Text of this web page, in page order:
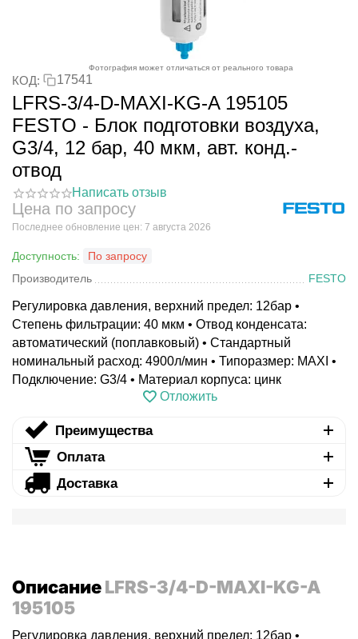
Фотография может отличаться от реального товара
КОД: 17541
LFRS-3/4-D-MAXI-KG-A 195105
FESTO - Блок подготовки воздуха,
G3/4, 12 бар, 40 мкм, авт. конд.-
отвод
Написать отзыв
Цена по запросу
Последнее обновление цен: 7 августа 2026
Доступность:
По запросу
Производитель
FESTO
Регулировка давления, верхний предел: 12бар •
Степень фильтрации: 40 мкм • Отвод конденсата:
автоматический (поплавковый) • Стандартный
номинальный расход: 4900л/мин • Типоразмер: MAXI •
Подключение: G3/4 • Материал корпуса: цинк
Отложить
Преимущества
Оплата
Доставка
ОписаниеLFRS-3/4-D-MAXI-KG-A
195105
Регулировка давления, верхний предел: 12бар •